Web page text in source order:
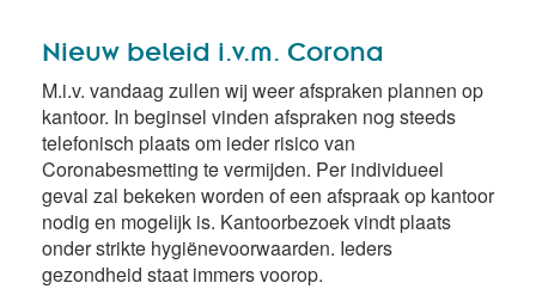
Nieuw beleid i.v.m. Corona
M.i.v. vandaag zullen wij weer afspraken plannen op
kantoor. In beginsel vinden afspraken nog steeds
telefonisch plaats om ieder risico van
Coronabesmetting te vermijden. Per individueel
geval zal bekeken worden of een afspraak op kantoor
nodig en mogelijk is. Kantoorbezoek vindt plaats
onder strikte hygiënevoorwaarden. Ieders
gezondheid staat immers voorop.